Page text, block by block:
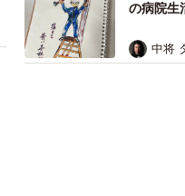
の病院生
「画用
い！」→
た家族が
中将